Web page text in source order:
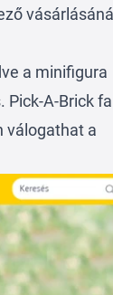
a minifigura
Pick-A-Brick
válogathat a